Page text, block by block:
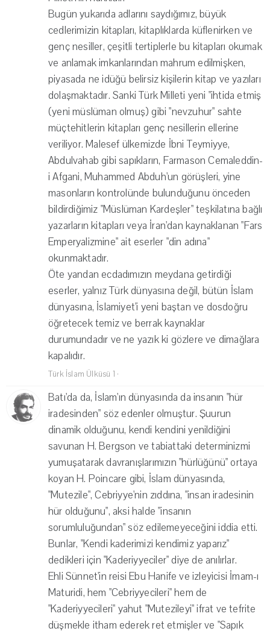
Bugün yukarıda adlarını saydığımız, büyük
cedlerimizin kitapları, kitaplıklarda küflenirken ve
genç nesiller, çeşitli tertiplerle bu kitapları okumak
ve anlamak imkanlarından mahrum edilmişken,
piyasada ne idüğü belirsiz kişilerin kitap ve yazıları
dolaşmaktadır. Sanki Türk Milleti yeni "ihtida etmiş
(yeni müslüman olmuş) gibi "nevzuhur" sahte
müçtehitlerin kitapları genç nesillerin ellerine
veriliyor. Malesef ülkemizde İbni Teymiyye,
Abdulvahab gibi sapıkların, Farmason Cemaleddin-
i Afgani, Muhammed Abduh'un görüşleri, yine
masonların kontrolünde bulunduğunu önceden
bildirdiğimiz "Müslüman Kardeşler" teşkilatına bağlı
yazarların kitapları veya İran'dan kaynaklanan "Fars
Emperyalizmine" ait eserler "din adına"
okunmaktadır.
Öte yandan ecdadımızın meydana getirdiği
eserler, yalnız Türk dünyasına değil, bütün İslam
dünyasına, İslamiyet'i yeni baştan ve dosdoğru
öğretecek temiz ve berrak kaynaklar
durumundadır ve ne yazık ki gözlere ve dimağlara
kapalıdır.
Türk İslam Ülküsü 1 ·
Batı'da da, İslam'ın dünyasında da insanın "hür
iradesinden" söz edenler olmuştur. Şuurun
dinamik olduğunu, kendi kendini yenildiğini
savunan H. Bergson ve tabiattaki determinizmi
yumuşatarak davranışlarımızın "hürlüğünü" ortaya
koyan H. Poincare gibi, İslam dünyasında,
"Mutezile", Cebriyye'nin zıddına, "insan iradesinin
hür olduğunu", aksi halde "insanın
sorumluluğundan" söz edilemeyeceğini iddia etti.
Bunlar, "Kendi kaderimizi kendimiz yaparız"
dedikleri için "Kaderiyyeciler" diye de anılırlar.
Ehli Sünnet'in reisi Ebu Hanife ve izleyicisi İmam-ı
Maturidi, hem "Cebriyyecileri" hem de
"Kaderiyyecileri" yahut "Mutezileyi" ifrat ve tefrite
düşmekle itham ederek ret etmişler ve "Sapık